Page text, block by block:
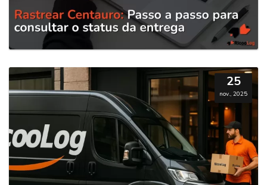
25
nov., 2025